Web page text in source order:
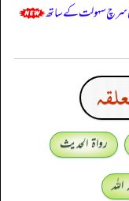
سرچ سہولت کے ساتھ
رواۃ الحدیث